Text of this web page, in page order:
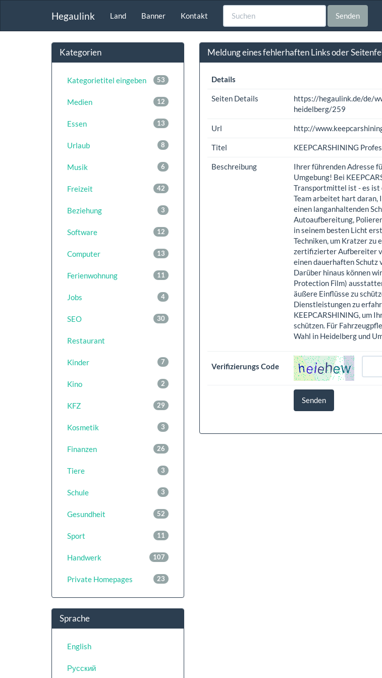
Hegaulink Land Banner Kontakt Senden
Kategorien
53
Kategorietitel eingeben
12
Medien
13
Essen
8
Urlaub
6
Musik
42
Freizeit
3
Beziehung
12
Software
13
Computer
11
Ferienwohnung
4
Jobs
30
SEO
Restaurant
7
Kinder
2
Kino
29
KFZ
3
Kosmetik
26
Finanzen
3
Tiere
3
Schule
52
Gesundheit
11
Sport
107
Handwerk
23
Private Homepages
Sprache
English
Русский
Meldung eines fehlerhaften Links oder
Details
Seiten Details
https://hegaulink.de/de/
heidelberg/259
Url http://
Titel KEEPCARSHINING
Beschreibung
Ihrer führenden Adresse
Umgebung! Bei
Transportmittel ist - es ist
Team arbeitet hart daran,
einen langanhaltenden
Autoaufbereitung,
in seinem besten Licht
Techniken, um Kratzer zu
zertifizierter Aufbereiter
einen dauerhaften Schutz
Darüber hinaus können
Protection Film)
äußere Einflüsse zu
Dienstleistungen zu
KEEPCARSHINING, um
schützen. Für
Wahl in Heidelberg und
Verifizierungs Code